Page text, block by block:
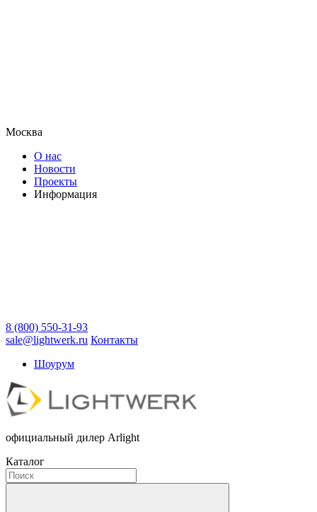
Москва
О нас
Новости
Проекты
Информация
8 (800) 550-31-93
sale@lightwerk.ru Контакты
Шоурум
официальный дилер Arlight
Каталог